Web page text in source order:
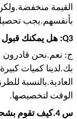
القيمة
بأنفسهم.يجب تحصيل
Q3: هل يمكنك قبول طلب OEM و ODM؟
العادية.بالنسبة
الوقت لتخصيصها.
س 4.كيف تقوم بشحن البضائع وكم يستغرق وصولها؟